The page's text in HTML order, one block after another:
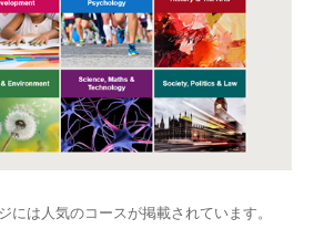
には人気のコースが掲載されています。